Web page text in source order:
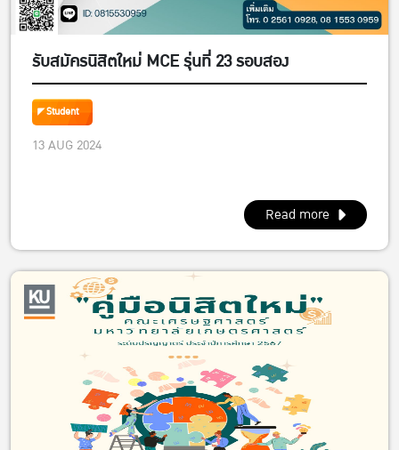
รับสมัครนิสิตใหม่ MCE รุ่นที่ 23 รอบสอง
Student
13 AUG 2024
Read more